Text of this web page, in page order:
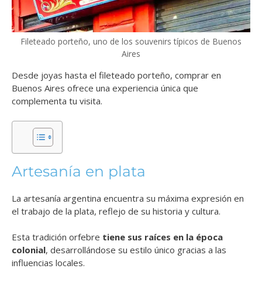
Fileteado porteño, uno de los souvenirs típicos de Buenos
Aires
Desde joyas hasta el fileteado porteño, comprar en
Buenos Aires ofrece una experiencia única que
complementa tu visita.
Artesanía en plata
La artesanía argentina encuentra su máxima expresión en
el trabajo de la plata, reflejo de su historia y cultura.
Esta tradición orfebre tiene sus raíces en la época
colonial, desarrollándose su estilo único gracias a las
influencias locales.